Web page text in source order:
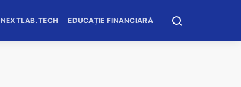
NEXTLAB.TECH EDUCAȚIE FINANCIARĂ